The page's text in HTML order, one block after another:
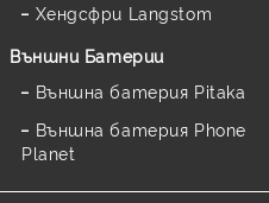
Хендсфри Langstom
Външни Батерии
Външна батерия Pitaka
Външна батерия Phone
Planet